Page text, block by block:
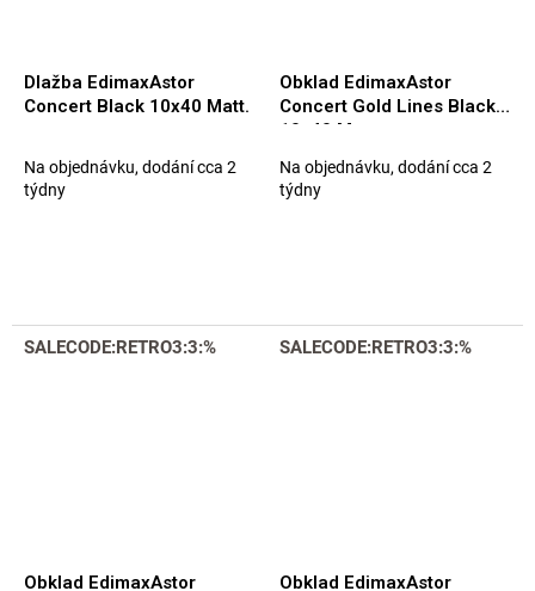
Dlažba EdimaxAstor
Concert Black 10x40 Matt.
Na objednávku, dodání cca 2
týdny
Obklad EdimaxAstor
Concert Gold Lines Black
10x40 Matt.
Na objednávku, dodání cca 2
týdny
SALECODE:RETRO3:3:%
Obklad EdimaxAstor
SALECODE:RETRO3:3:%
Obklad EdimaxAstor